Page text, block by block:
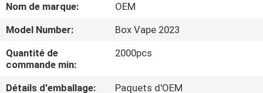
SUJET
DE
NOUS
Nom de marque:
OEM
Model Number:
Box Vape 2023
Quantité de
commande min:
2000pcs
Détails d'emballage:
Paquets d'OEM